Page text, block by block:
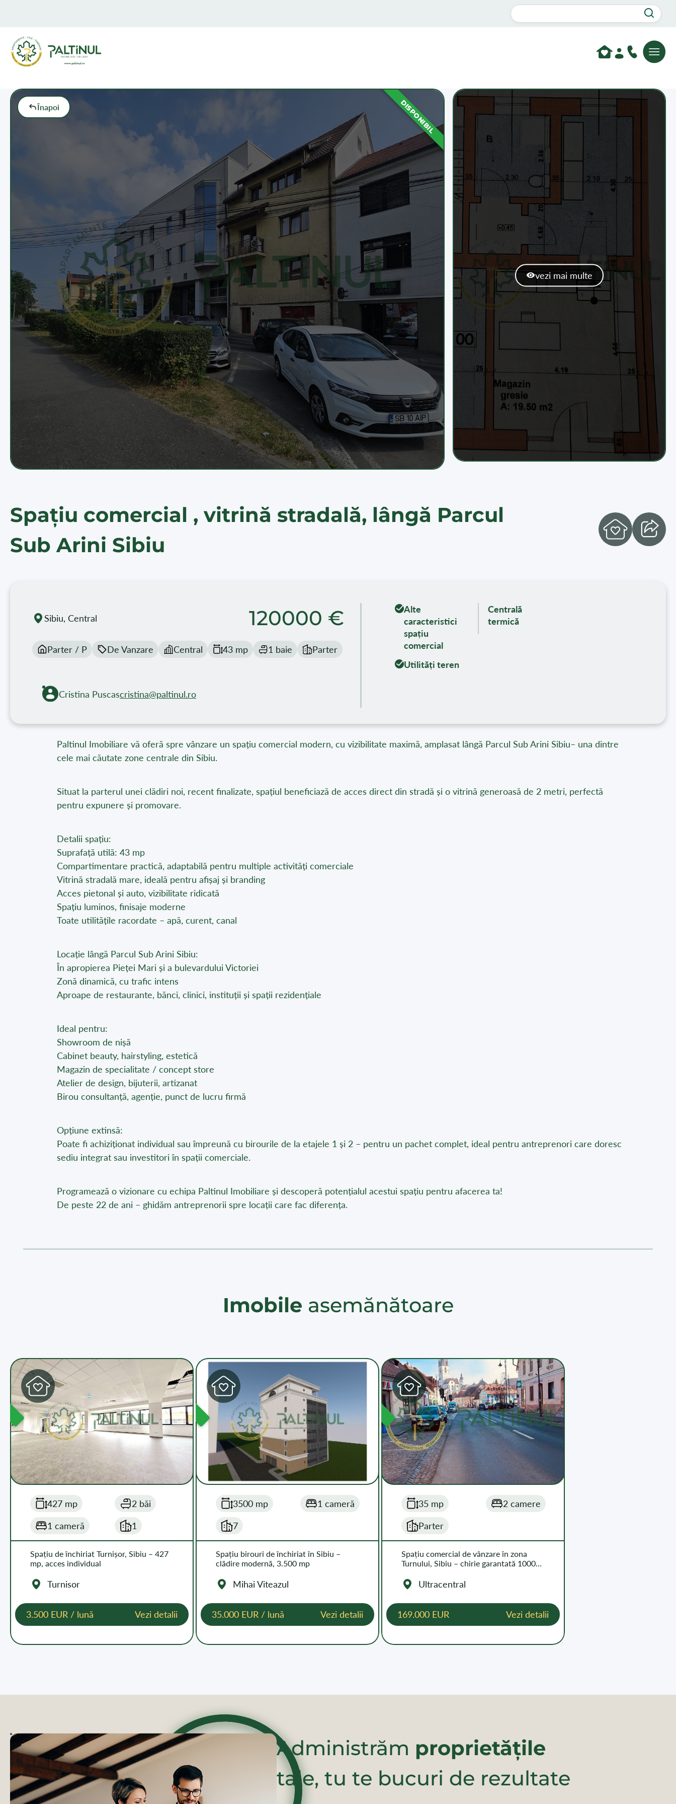
Înapoi DISPONIBIL
vezi mai multe
Spațiu comercial , vitrină stradală, lângă Parcul
Sub Arini Sibiu
Sibiu, Central 120000 €
Parter / P De Vanzare Central 43 mp 1 baie Parter
Cristina Puscascristina@paltinul.ro
Alte
caracteristici
spațiu
comercial
Centrală
termică
Utilități teren
Paltinul Imobiliare vă oferă spre vânzare un spațiu comercial modern, cu vizibilitate maximă, amplasat lângă Parcul Sub Arini Sibiu– una dintre
cele mai căutate zone centrale din Sibiu.
Situat la parterul unei clădiri noi, recent finalizate, spațiul beneficiază de acces direct din stradă și o vitrină generoasă de 2 metri, perfectă
pentru expunere și promovare.
Detalii spațiu:
Suprafață utilă: 43 mp
Compartimentare practică, adaptabilă pentru multiple activități comerciale
Vitrină stradală mare, ideală pentru afișaj și branding
Acces pietonal și auto, vizibilitate ridicată
Spațiu luminos, finisaje moderne
Toate utilitățile racordate – apă, curent, canal
Locație lângă Parcul Sub Arini Sibiu:
În apropierea Pieței Mari și a bulevardului Victoriei
Zonă dinamică, cu trafic intens
Aproape de restaurante, bănci, clinici, instituții și spații rezidențiale
Ideal pentru:
Showroom de nișă
Cabinet beauty, hairstyling, estetică
Magazin de specialitate / concept store
Atelier de design, bijuterii, artizanat
Birou consultanță, agenție, punct de lucru firmă
Opțiune extinsă:
Poate fi achiziționat individual sau împreună cu birourile de la etajele 1 și 2 – pentru un pachet complet, ideal pentru antreprenori care doresc
sediu integrat sau investitori în spații comerciale.
Programează o vizionare cu echipa Paltinul Imobiliare și descoperă potențialul acestui spațiu pentru afacerea ta!
De peste 22 de ani – ghidăm antreprenorii spre locații care fac diferența.
Imobile asemănătoare
427 mp
2 băi
1 cameră
1
Spațiu de închiriat Turnișor, Sibiu – 427
mp, acces individual
Turnisor
3.500 EUR / lună Vezi detalii
DISPONIBIL
3500 mp
1 cameră
7
Spațiu birouri de închiriat în Sibiu –
clădire modernă, 3.500 mp
Mihai Viteazul
35.000 EUR / lună Vezi detalii
DISPONIBIL
35 mp
2 camere
Parter
Spațiu comercial de vânzare în zona
Turnului, Sibiu – chirie garantată 1000
Ultracentral
169.000 EUR Vezi detalii
Administrăm proprietățile
tale, tu te bucuri de rezultate